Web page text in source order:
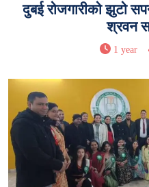
दुबई रोजगारीको झुटो
श्रवन
1 year